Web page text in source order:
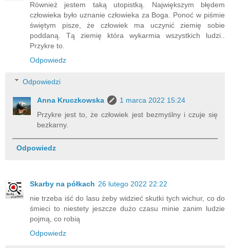
Również jestem taką utopistką. Największym błędem
człowieka było uznanie człowieka za Boga. Ponoć w piśmie
świętym pisze, że człowiek ma uczynić ziemię sobie
poddaną. Tą ziemię która wykarmia wszystkich ludzi..
Przykre to.
Odpowiedz
Odpowiedzi
Anna Kruczkowska
1 marca 2022 15:24
Przykre jest to, że człowiek jest bezmyślny i czuje się
bezkarny.
Odpowiedz
Skarby na półkach 26 lutego 2022 22:22
nie trzeba iść do lasu żeby widzieć skutki tych wichur, co do
śmieci to niestety jeszcze dużo czasu minie zanim ludzie
pojmą, co robią
Odpowiedz